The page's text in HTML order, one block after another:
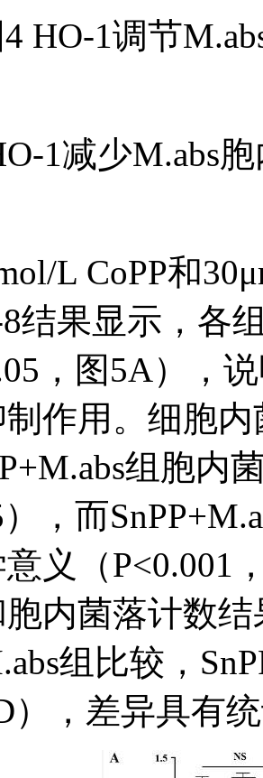
4 HO-1调节
1减少M.abs
L CoPP和
结果显示，各
，图5A），
作用。细胞
组胞内
），而
义（P<0.001
内菌落计数
组比较，
），差异具有